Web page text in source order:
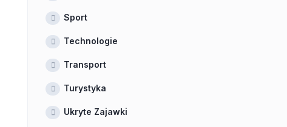
Sport
Technologie
Transport
Turystyka
Ukryte Zajawki